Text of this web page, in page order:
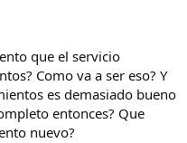
que el servicio
Como va a ser eso? Y
es demasiado bueno
entonces? Que
nuevo?